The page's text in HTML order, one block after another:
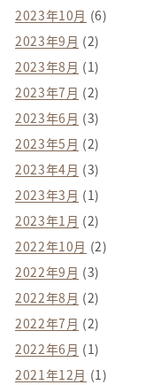
2023年10月 (6)
2023年9月 (2)
2023年8月 (1)
2023年7月 (2)
2023年6月 (3)
2023年5月 (2)
2023年4月 (3)
2023年3月 (1)
2023年1月 (2)
2022年10月 (2)
2022年9月 (3)
2022年8月 (2)
2022年7月 (2)
2022年6月 (1)
2021年12月 (1)